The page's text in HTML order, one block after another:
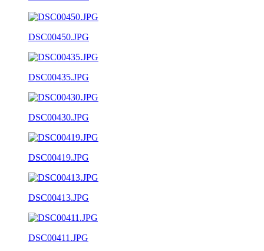
DSC00450.JPG
DSC00435.JPG
DSC00430.JPG
DSC00419.JPG
DSC00413.JPG
DSC00411.JPG